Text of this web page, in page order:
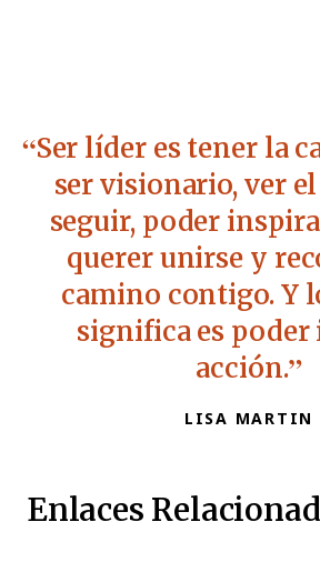
Ser líder es tener la
ser visionario, ver
seguir, poder
querer unirse y
camino contigo. Y
significa es
acción.
LISA MARTIN
Enlaces